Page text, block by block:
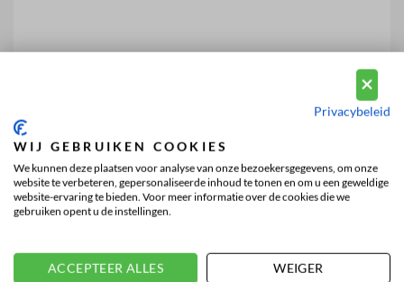
Privacybeleid
WIJ GEBRUIKEN COOKIES
We kunnen deze plaatsen voor analyse van onze bezoekersgegevens, om onze
website te verbeteren, gepersonaliseerde inhoud te tonen en om u een geweldige
website-ervaring te bieden. Voor meer informatie over de cookies die we
gebruiken opent u de instellingen.
ACCEPTEER ALLES WEIGER